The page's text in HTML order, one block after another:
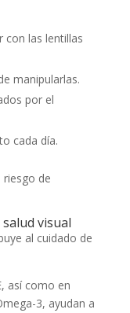
con las lentillas
manipularlas.
por el
cada día.
riesgo de
visual
al cuidado de
así como en
3, ayudan a